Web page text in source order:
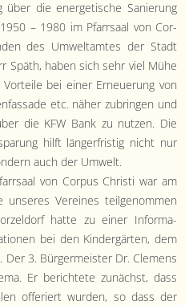
die ener­getis­che Sanierung
– 1980 im Pfarrsaal von Cor­
des Umweltamtes der Stadt
Späth, haben sich sehr viel Mühe
bei ein­er Erneuerung von
etc. näher zubrin­gen und
die KFW Bank zu nutzen. Die
hil­ft länger­fristig nicht nur
auch der Umwelt.
von Cor­pus Christi war am
unseres Vere­ines teilgenom­men
hat­te zu ein­er Infor­ma­
bei den Kindergärten, dem
3. Bürg­er­meis­ter Dr. Clemens
Er berichtete zunächst, dass
offeriert wur­den, so dass der